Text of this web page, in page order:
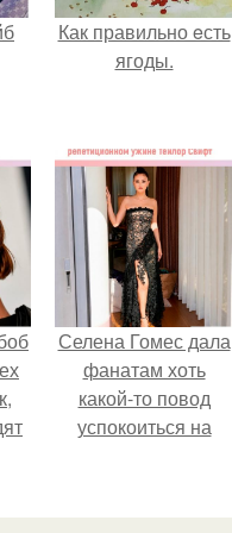
Как правильно eсть
ягоды.
Селена Гомес дала
фанатам хоть
какой-то повод
успокоиться на
свадьбе Тейлор